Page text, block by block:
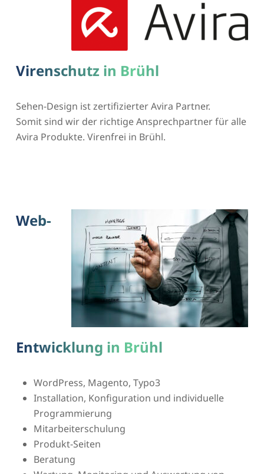
Virenschutz in Brühl
Sehen-Design ist zertifizierter Avira Partner.
Somit sind wir der richtige Ansprechpartner für alle
Avira Produkte. Virenfrei in Brühl.
Web-
Entwicklung in Brühl
WordPress, Magento, Typo3
Installation, Konfiguration und individuelle
Programmierung
Mitarbeiterschulung
Produkt-Seiten
Beratung